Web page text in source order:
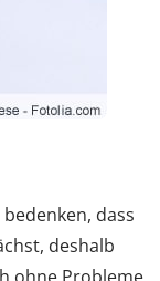
dass
deshalb